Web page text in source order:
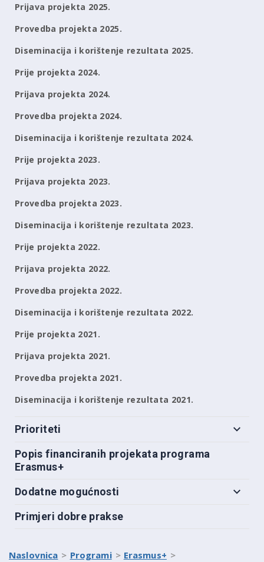
Prijava projekta 2025.
Provedba projekta 2025.
Diseminacija i korištenje rezultata 2025.
Prije projekta 2024.
Prijava projekta 2024.
Provedba projekta 2024.
Diseminacija i korištenje rezultata 2024.
Prije projekta 2023.
Prijava projekta 2023.
Provedba projekta 2023.
Diseminacija i korištenje rezultata 2023.
Prije projekta 2022.
Prijava projekta 2022.
Provedba projekta 2022.
Diseminacija i korištenje rezultata 2022.
Prije projekta 2021.
Prijava projekta 2021.
Provedba projekta 2021.
Diseminacija i korištenje rezultata 2021.
Prioriteti
Popis financiranih projekata programa
Erasmus+
Dodatne mogućnosti
Primjeri dobre prakse
Naslovnica Programi
Erasmus+